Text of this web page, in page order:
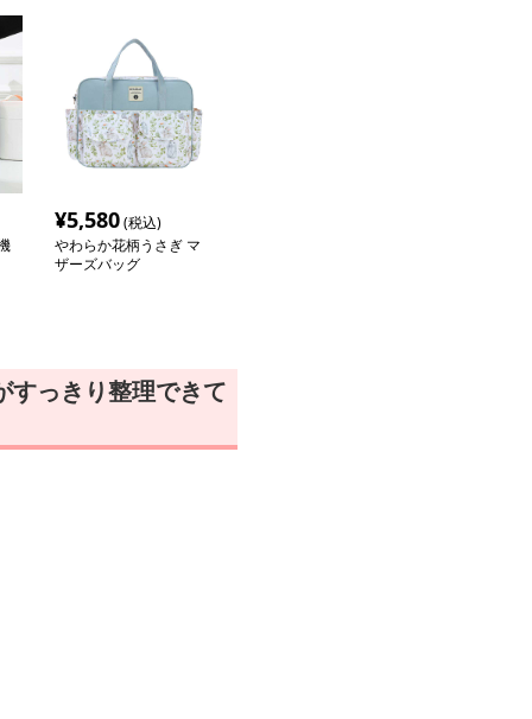
¥5,580(税込)
やわらか花柄うさぎ マ
ザーズバッグ
すっきり整理できて